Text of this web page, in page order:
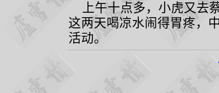
上午十点多，小虎又去
这两天喝凉水闹得胃疼，
活动。